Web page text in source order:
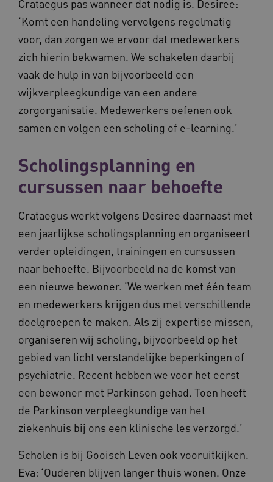
Crataegus pas wanneer dat nodig is. Desiree:
‘Komt een handeling vervolgens regelmatig
voor, dan zorgen we ervoor dat medewerkers
zich hierin bekwamen. We schakelen daarbij
vaak de hulp in van bijvoorbeeld een
wijkverpleegkundige van een andere
zorgorganisatie. Medewerkers oefenen ook
samen en volgen een scholing of e-learning.’
Scholingsplanning en
cursussen naar behoefte
Crataegus werkt volgens Desiree daarnaast met
een jaarlijkse scholingsplanning en organiseert
verder opleidingen, trainingen en cursussen
naar behoefte. Bijvoorbeeld na de komst van
een nieuwe bewoner. ‘We werken met één team
en medewerkers krijgen dus met verschillende
doelgroepen te maken. Als zij expertise missen,
organiseren wij scholing, bijvoorbeeld op het
gebied van licht verstandelijke beperkingen of
psychiatrie. Recent hebben we voor het eerst
een bewoner met Parkinson gehad. Toen heeft
de Parkinson verpleegkundige van het
ziekenhuis bij ons een klinische les verzorgd.’
Scholen is bij Gooisch Leven ook vooruitkijken.
Eva: ‘Ouderen blijven langer thuis wonen. Onze
ARRAffinity
Microsoft Corporation
CookieScript
www.waardigheidentrots.nl
AWSALBCORS
Amazon.com Inc.
m906.waardigheidentrots.nl
VISITOR_PRIVACY_METADATA
YouTube
.youtube.com
ARRAffinitySameSite
Microsoft Corporation
Google Privacy Policy